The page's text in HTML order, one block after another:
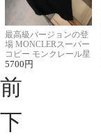
最高級バージョンの登
場 MONCLERスーパー
コピー モンクレール星
座半袖Tシャツ
5700 円
前
下